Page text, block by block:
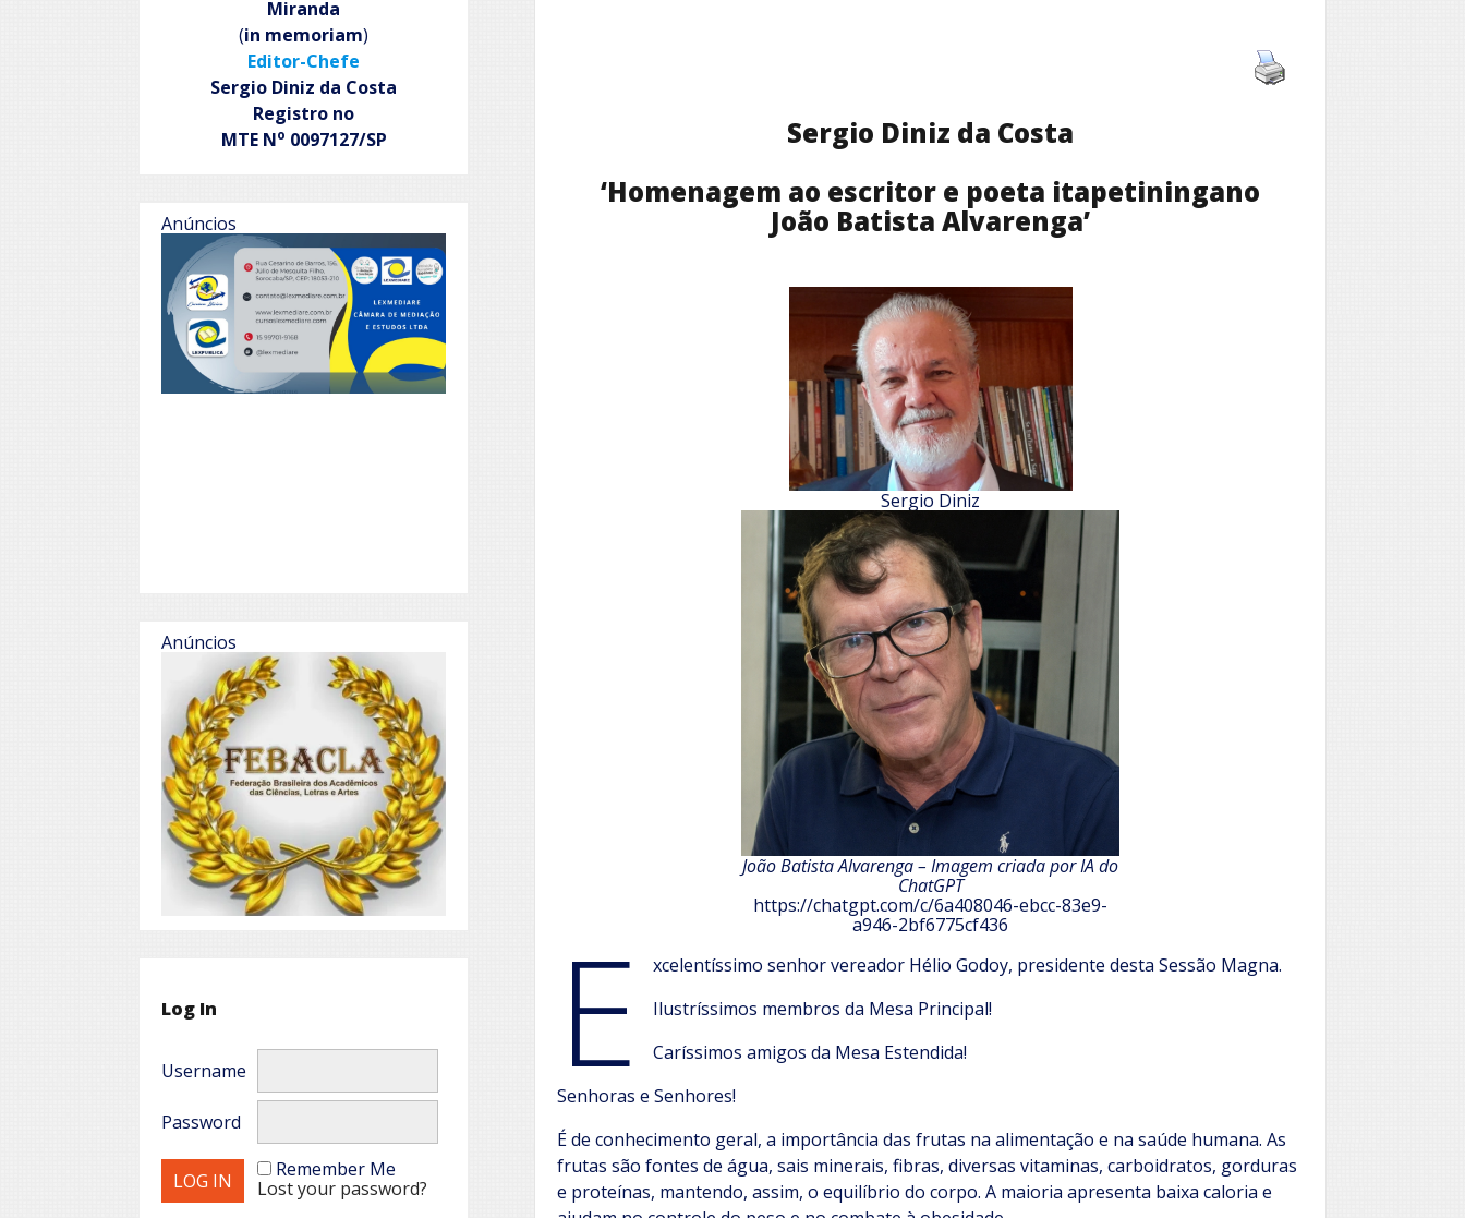
Sergio Diniz da Costa
‘Homenagem ao escritor e poeta itapetiningano
João Batista Alvarenga’
Sergio Diniz
João Batista Alvarenga – Imagem criada por IA do
ChatGPT
https://chatgpt.com/c/6a408046-ebcc-83e9-
a946-2bf6775cf436
E
xcelentíssimo senhor vereador Hélio Godoy, presidente desta Sessão Magna.
Ilustríssimos membros da Mesa Principal!
Caríssimos amigos da Mesa Estendida!
Senhoras e Senhores!
É de conhecimento geral, a importância das frutas na alimentação e na saúde humana. As
frutas são fontes de água, sais minerais, fibras, diversas vitaminas, carboidratos, gorduras
e proteínas, mantendo, assim, o equilíbrio do corpo. A maioria apresenta baixa caloria e
Miranda
(in memoriam)
Editor-Chefe
Sergio Diniz da Costa
Registro no
MTE No 0097127/SP
Anúncios
Anúncios
Log In
Username
Password
Remember Me
Lost your password?